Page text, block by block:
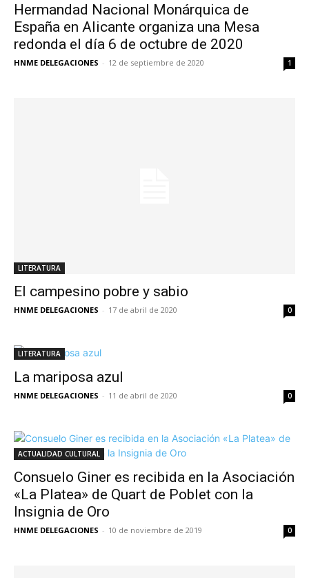
Hermandad Nacional Monárquica de
España en Alicante organiza una Mesa
redonda el día 6 de octubre de 2020
HNME DELEGACIONES - 12 de septiembre de 2020 1
LITERATURA
El campesino pobre y sabio
HNME DELEGACIONES - 17 de abril de 2020 0
LITERATURA
La mariposa azul
HNME DELEGACIONES - 11 de abril de 2020 0
ACTUALIDAD CULTURAL
Consuelo Giner es recibida en la Asociación
«La Platea» de Quart de Poblet con la
Insignia de Oro
HNME DELEGACIONES - 10 de noviembre de 2019 0